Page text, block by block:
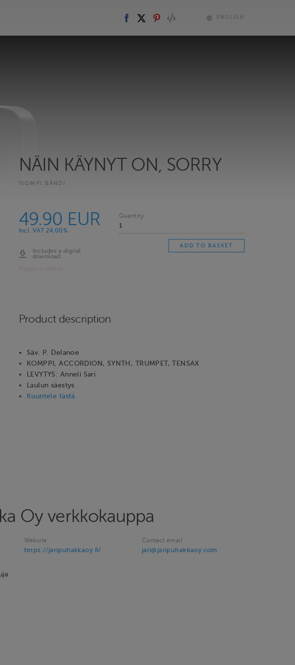
ENGLISH
NÄIN KÄYNYT ON, SORRY
ISOMPI BÄNDI
49.90 EUR
Incl. VAT 24.00%
Includes a digital
download
Quantity
Product description
Säv. P. Delanoe
KOMPPI, ACCORDION, SYNTH, TRUMPET, TENSAX
LEVYTYS: Anneli Sari
Laulun säestys
Kuuntele tästä
Oy verkkokauppa
Website
https://jaripuhakkaoy.fi/
Contact email
jari@jaripuhakkaoy.com